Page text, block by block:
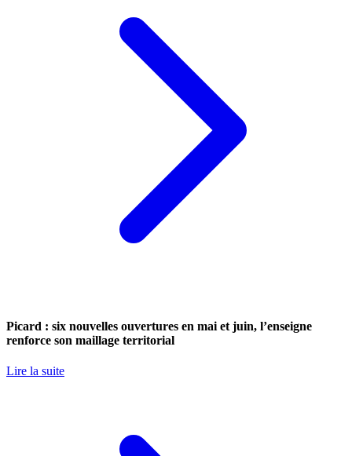
Picard : six nouvelles ouvertures en mai et juin, l’enseigne
renforce son maillage territorial
Lire la suite